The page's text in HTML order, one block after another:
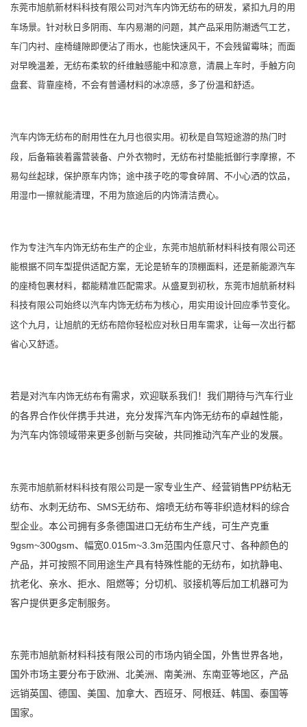
东莞市旭航新材料科技有限公司对汽车内饰无纺布的研发，紧扣九月的用
车场景。针对秋日多阴雨、车内易潮的问题，其产品采用防潮透气工艺，
车门内衬、座椅缝隙即便沾了雨水，也能快速风干，不会残留霉味；而面
对早晚温差，无纺布柔软的纤维触感能中和凉意，清晨上车时，手触方向
盘套、背靠座椅，不会有普通材料的冰凉感，多了份温和舒适。
汽车内饰无纺布的耐用性在九月也很实用。初秋是自驾短途游的热门时
段，后备箱装着露营装备、户外衣物时，无纺布衬垫能抵御行李摩擦，不
易勾丝起球，保护原车内饰；途中孩子吃的零食碎屑、不小心洒的饮品，
用湿巾一擦就能清理，不用为旅途后的内饰清洁费心。
作为专注汽车内饰无纺布生产的企业，东莞市旭航新材料科技有限公司还
能根据不同车型提供适配方案，无论是轿车的顶棚面料，还是新能源汽车
的座椅包裹材料，都能精准匹配需求。从盛夏到初秋，东莞市旭航新材料
科技有限公司始终以汽车内饰无纺布为核心，用实用设计回应季节变化。
这个九月，让旭航的无纺布陪你轻松应对秋日用车需求，让每一次出行都
省心又舒适。
若是对汽车内饰无纺布有需求，欢迎联系我们！我们期待与汽车行业
的各界合作伙伴携手共进，充分发挥汽车内饰无纺布的卓越性能，
为汽车内饰领域带来更多创新与突破，共同推动汽车产业的发展。
东莞市旭航新材料科技有限公司是一家专业生产、经营销售PP纺粘无
纺布、水刺无纺布、SMS无纺布、熔喷无纺布等非织造材料的综合
型企业。本公司拥有多条德国进口无纺布生产线，可生产克重
9gsm~300gsm、幅宽0.015m~3.3m范围内任意尺寸、各种颜色的
产品，并可按照不同用途生产具有特殊性能的无纺布，如抗静电、
抗老化、亲水、拒水、阻燃等；分切机、驳接机等后加工机器可为
客户提供更多定制服务。
东莞市旭航新材料科技有限公司的市场内销全国，外售世界各地，
国外市场主要分布于欧洲、北美洲、南美洲、东南亚等地区，产品
远销英国、德国、美国、加拿大、西班牙、阿根廷、韩国、泰国等
国家。